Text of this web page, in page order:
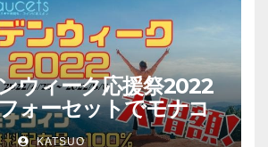
ウィーク応援祭2022
ォーセットでモナコ
+100%！
KATSUO